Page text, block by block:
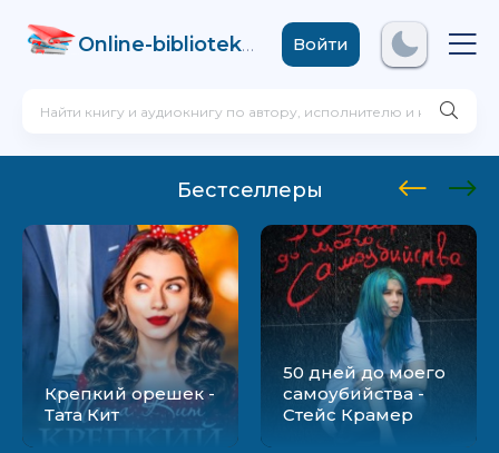
Online-biblioteka .comВойти
Бестселлеры
Крепкий орешек -
Тата Кит
50 дней до моего
самоубийства -
Стейс Крамер